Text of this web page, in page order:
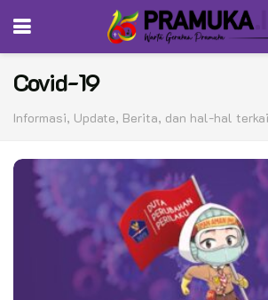
Covid-19
Informasi, Update, Berita, dan hal-hal